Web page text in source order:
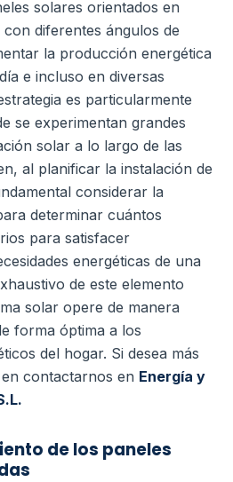
solares orientados en
diferentes ángulos de
la producción energética
e incluso en diversas
es particularmente
se experimentan grandes
solar a lo largo de las
al planificar la instalación de
considerar la
determinar cuántos
para satisfacer
energéticas de una
de este elemento
solar opere de manera
forma óptima a los
del hogar. Si desea más
contactarnos en Energía y
de los paneles